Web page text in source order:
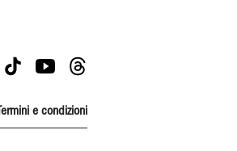
Termini e condizioni